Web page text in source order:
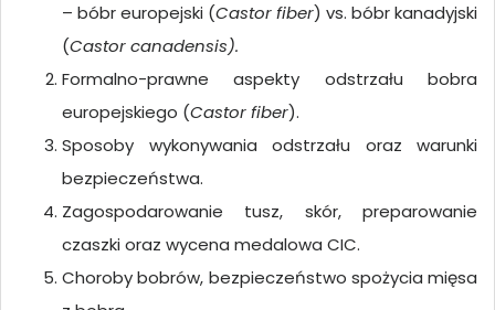
– bóbr europejski (Castor fiber) vs. bóbr kanadyjski
(Castor canadensis).
Formalno-prawne aspekty odstrzału bobra
europejskiego (Castor fiber).
Sposoby wykonywania odstrzału oraz warunki
bezpieczeństwa.
Zagospodarowanie tusz, skór, preparowanie
czaszki oraz wycena medalowa CIC.
Choroby bobrów, bezpieczeństwo spożycia mięsa